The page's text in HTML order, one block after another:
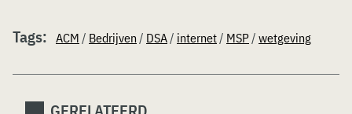
Tags: ACM / Bedrijven / DSA / internet / MSP / wetgeving